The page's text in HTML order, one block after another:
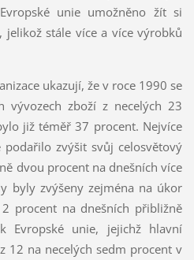
unie umožněno žít si
stále více a více výrobků
ukazují, že v roce 1990 se
vývozech zboží z necelých 23
již téměř 37 procent. Nejvíce
podařilo zvýšit svůj celosvětový
dvou procent na dnešních více
byly zvýšeny zejména na úkor
procent na dnešních přibližně
Evropské unie, jejichž hlavní
12 na necelých sedm procent v